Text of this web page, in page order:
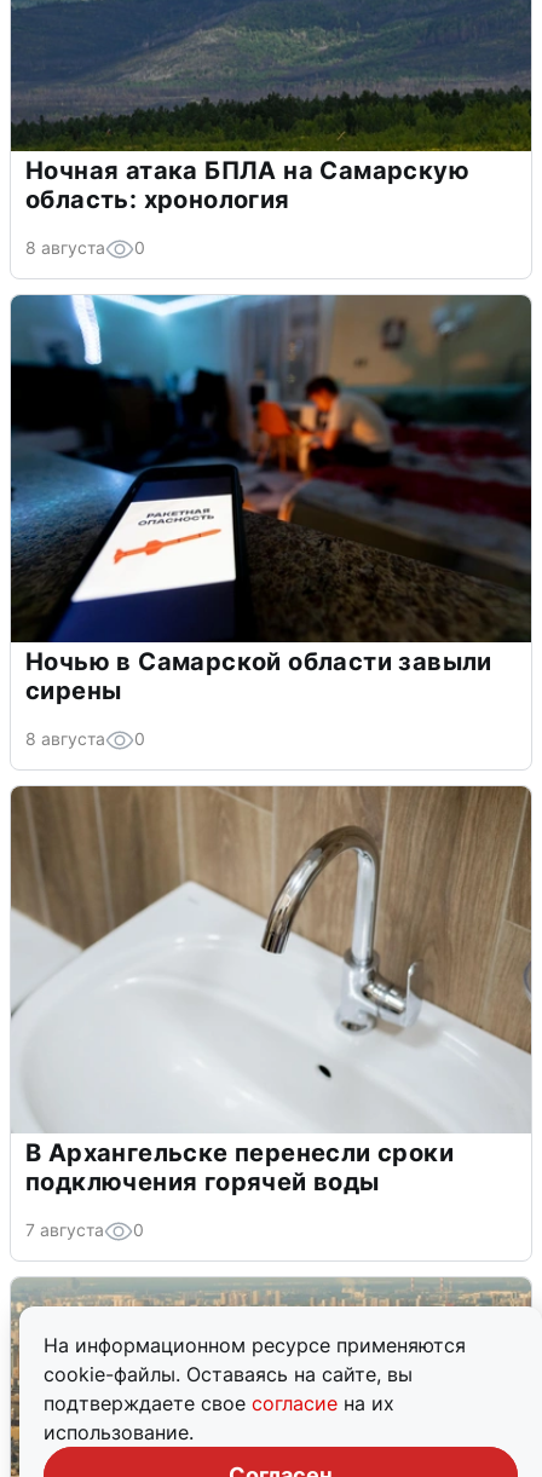
На информационном ресурсе применяются
cookie-файлы. Оставаясь на сайте, вы
подтверждаете свое согласие на их
использование.
Ночная атака БПЛА на Самарскую
область: хронология
8 августа 0
Ночью в Самарской области завыли
сирены
8 августа 0
В Архангельске перенесли сроки
подключения горячей воды
7 августа 0